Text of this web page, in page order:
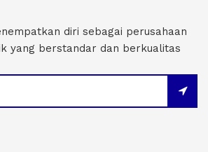
diri sebagai perusahaan
yang berstandar dan berkualitas